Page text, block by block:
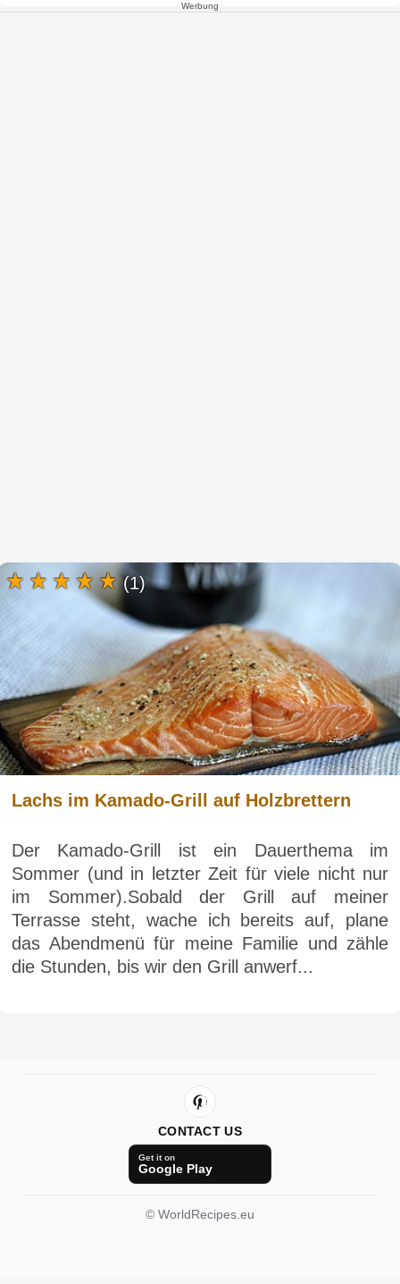
Werbung
Lachs im Kamado-Grill auf Holzbrettern
Der Kamado-Grill ist ein Dauerthema im
Sommer (und in letzter Zeit für viele nicht nur
im Sommer).Sobald der Grill auf meiner
Terrasse steht, wache ich bereits auf, plane
das Abendmenü für meine Familie und zähle
die Stunden, bis wir den Grill anwerf...
(1)
CONTACT US
Get it on
Google Play
© WorldRecipes.eu